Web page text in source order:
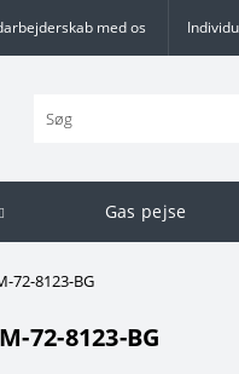
med os
Gas pejse
72-8123-BG
72-8123-BG